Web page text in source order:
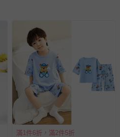
同，可能存在1-3cm誤差，敬請
例及穿著習慣而有所不同，僅供
認知不同等因素，可能會造成略
。
賞期／猶豫期權益，但此期間
品必須是未經使用的全新狀態，
文件及贈品等。
滿1件6折，滿2件5折